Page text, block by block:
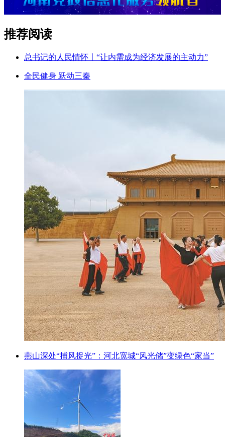
推荐阅读
总书记的人民情怀丨“让内需成为经济发展的主动力”
全民健身 跃动三秦
燕山深处“捕风捉光”：河北宽城“风光储”变绿色“家当”